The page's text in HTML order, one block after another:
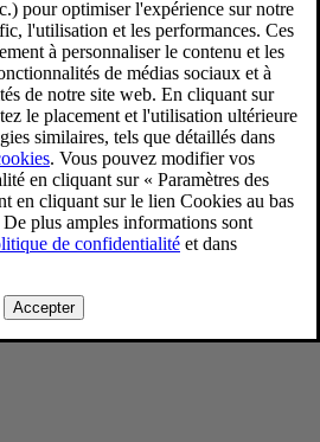
AJAC Best
Award
Best Safety Innovation Award
sur les droits d’auteur, cliquez ici